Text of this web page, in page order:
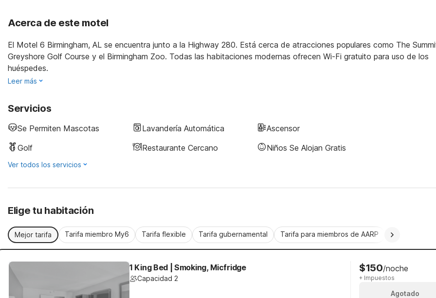
Acerca de este motel
El Motel 6 Birmingham, AL se encuentra junto a la Highway 280. Está cerca de atracciones populares como The
Greyshore Golf Course y el Birmingham Zoo. Todas las habitaciones modernas ofrecen Wi-Fi gratuito para uso de los
huéspedes.
Leer más
Servicios
Se Permiten Mascotas Lavandería Automática
Ascensor
Golf
Restaurante Cercano Niños Se Alojan Gratis
Ver todos los servicios
Elige tu habitación
Mejor tarifa Tarifa miembro My6 Tarifa flexible Tarifa gubernamental Tarifa para miembros de AARP
1 King Bed | Smoking, Micfridge
Capacidad 2
$150/noche
+ Impuestos
Agotado